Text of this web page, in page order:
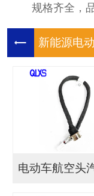
规格齐全，
新能源电